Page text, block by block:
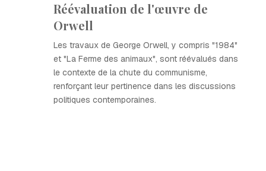
Réévaluation de l'œuvre de
Orwell
Les travaux de George Orwell, y compris "1984"
et "La Ferme des animaux", sont réévalués dans
le contexte de la chute du communisme,
renforçant leur pertinence dans les discussions
politiques contemporaines.